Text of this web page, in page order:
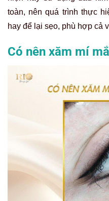
toàn, nên quá trình thực
hay để lại sẹo, phù hợp cả
Có nên xăm mí